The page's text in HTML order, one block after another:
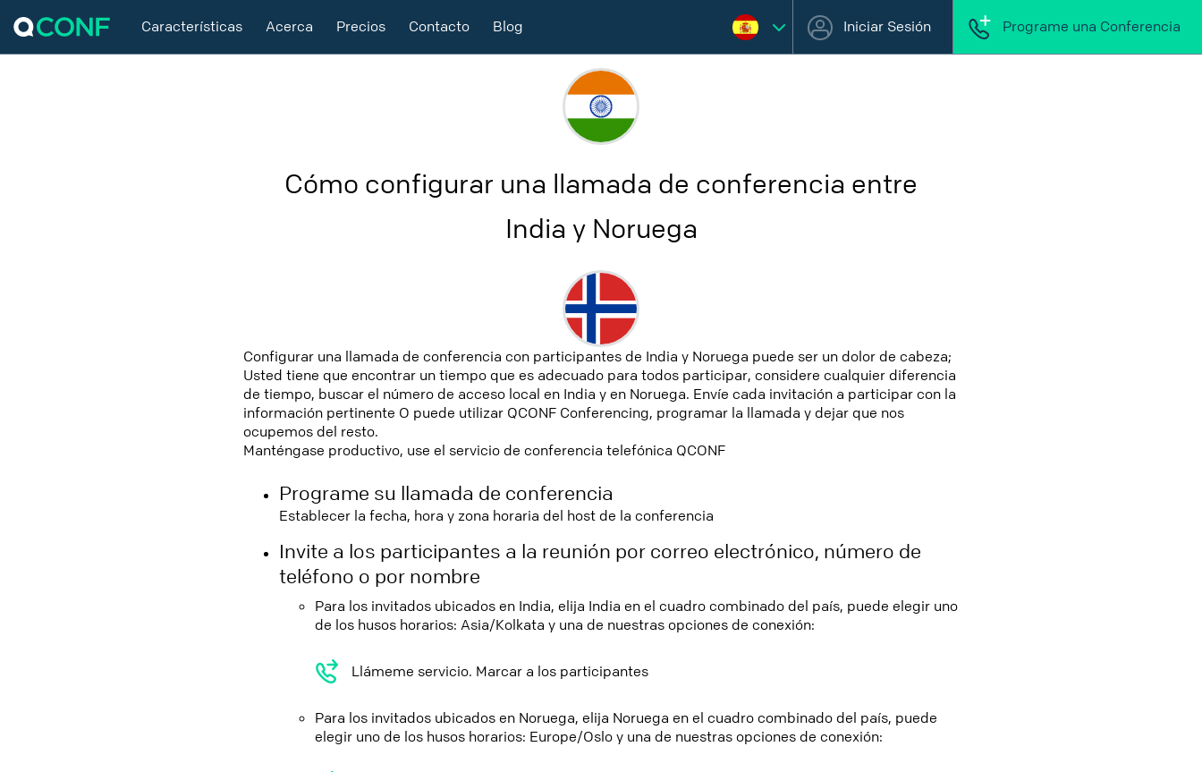
Características Acerca Precios Contacto Blog Iniciar Sesión Programe una Conferencia
Cómo configurar una llamada de conferencia entre
India y Noruega
Configurar una llamada de conferencia con participantes de India y Noruega puede ser un dolor de cabeza;
Usted tiene que encontrar un tiempo que es adecuado para todos participar, considere cualquier diferencia
de tiempo, buscar el número de acceso local en India y en Noruega. Envíe cada invitación a participar con la
información pertinente O puede utilizar QCONF Conferencing, programar la llamada y dejar que nos
ocupemos del resto.
Manténgase productivo, use el servicio de conferencia telefónica QCONF
Programe su llamada de conferencia
Establecer la fecha, hora y zona horaria del host de la conferencia
Invite a los participantes a la reunión por correo electrónico, número de
teléfono o por nombre
Para los invitados ubicados en India, elija India en el cuadro combinado del país, puede elegir uno
de los husos horarios: Asia/Kolkata y una de nuestras opciones de conexión:
Llámeme servicio. Marcar a los participantes
Para los invitados ubicados en Noruega, elija Noruega en el cuadro combinado del país, puede
elegir uno de los husos horarios: Europe/Oslo y una de nuestras opciones de conexión: